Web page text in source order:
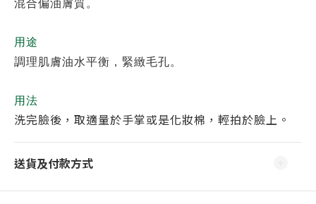
混合偏油膚質。
用途
調理肌膚油水平衡，緊緻毛孔。
用法
洗完臉後，取適量於手掌或是化妝棉，輕拍於臉上。
送貨及付款方式